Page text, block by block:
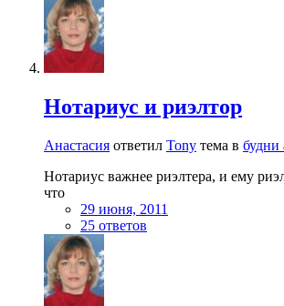
Нотариус и риэлтор
Анастасия ответил Tony тема в будни
Нотариус важнее риэлтера, и ему
что
29 июня, 2011
25 ответов